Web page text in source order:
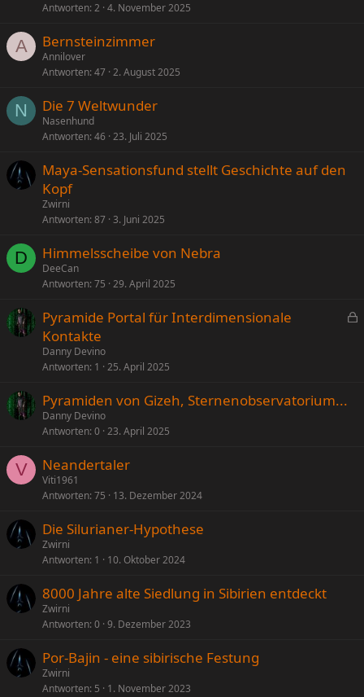
Antworten 2 4. November 2025
A Bernsteinzimmer
Annilover
Antworten 47 2. August 2025
N Die 7 Weltwunder
Nasenhund
Antworten 46 23. Juli 2025
Maya-Sensationsfund stellt Geschichte auf den
Kopf
Zwirni
Antworten 87 3. Juni 2025
D Himmelsscheibe von Nebra
DeeCan
Antworten 75 29. April 2025
Pyramide Portal für Interdimensionale
Kontakte
Danny Devino
Antworten 1 25. April 2025
Pyramiden von Gizeh, Sternenobservatorium...
Danny Devino
Antworten 0 23. April 2025
V Neandertaler
Viti1961
Antworten 75 13. Dezember 2024
Die Silurianer-Hypothese
Zwirni
Antworten 1 10. Oktober 2024
8000 Jahre alte Siedlung in Sibirien entdeckt
Zwirni
Antworten 0 9. Dezember 2023
Por-Bajin - eine sibirische Festung
Zwirni
Antworten 5 1. November 2023